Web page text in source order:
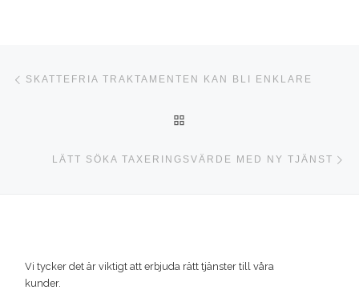
Inläggsnavigering
SKATTEFRIA TRAKTAMENTEN KAN BLI ENKLARE
LÄTT SÖKA TAXERINGSVÄRDE MED NY TJÄNST
Vi tycker det är viktigt att erbjuda rätt tjänster till våra
kunder.